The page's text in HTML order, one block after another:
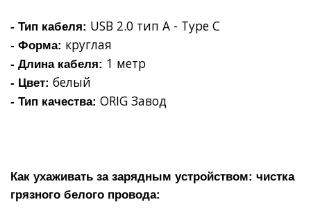
- Тип кабеля: USB 2.0 тип A - Type C
- Форма: круглая
- Длина кабеля: 1 метр
- Цвет: белый
- Тип качества: ORIG Завод
Как ухаживать за зарядным устройством: чистка
грязного белого провода: